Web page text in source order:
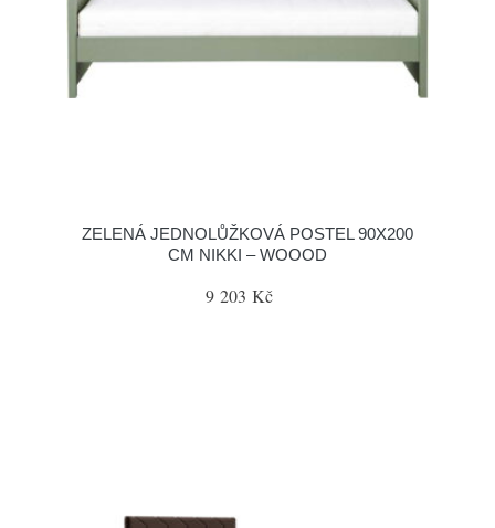
ZELENÁ JEDNOLŮŽKOVÁ POSTEL 90X200
CM NIKKI – WOOOD
9 203 Kč